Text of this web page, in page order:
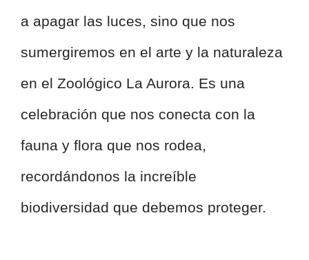
a apagar las luces, sino que nos
sumergiremos en el arte y la naturaleza
en el Zoológico La Aurora. Es una
celebración que nos conecta con la
fauna y flora que nos rodea,
recordándonos la increíble
biodiversidad que debemos proteger.